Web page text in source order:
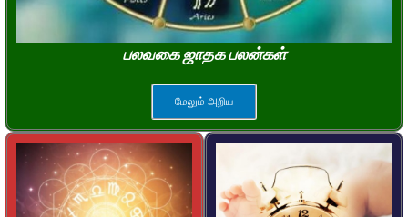
பலவகை ஜாதக பலன்கள்
மேலும் அறிய